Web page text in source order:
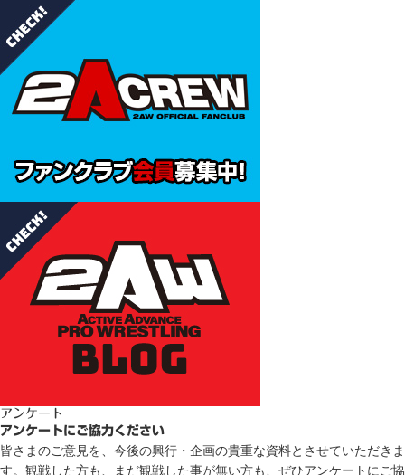
アンケート
アンケートにご協力ください
皆さまのご意見を、今後の興行・企画の貴重な資料とさせていただきま
す。観戦した方も、まだ観戦した事が無い方も、ぜひアンケートにご協